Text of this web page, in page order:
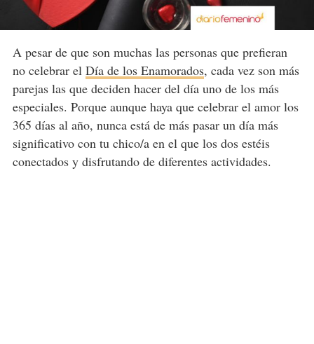
A pesar de que son muchas las personas que prefieran
no celebrar el Día de los Enamorados, cada vez son más
parejas las que deciden hacer del día uno de los más
especiales. Porque aunque haya que celebrar el amor los
365 días al año, nunca está de más pasar un día más
significativo con tu chico/a en el que los dos estéis
conectados y disfrutando de diferentes actividades.